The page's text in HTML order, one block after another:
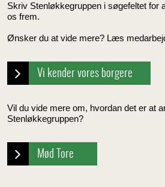
Skriv Stenløkkegruppen i søgefeltet for
os frem.
Ønsker du at vide mere? Læs
Vi kender vores borgere
Vil du vide mere om, hvordan det er at
Stenløkkegruppen?
Mød Tore